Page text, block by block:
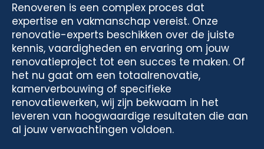
Renoveren is een complex proces dat
expertise en vakmanschap vereist. Onze
renovatie-experts beschikken over de juiste
kennis, vaardigheden en ervaring om jouw
renovatieproject tot een succes te maken. Of
het nu gaat om een totaalrenovatie,
kamerverbouwing of specifieke
renovatiewerken, wij zijn bekwaam in het
leveren van hoogwaardige resultaten die aan
al jouw verwachtingen voldoen.